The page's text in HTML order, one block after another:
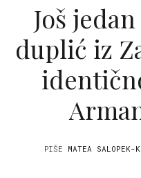
Još
duplić iz
PIŠE MATEA SALOPEK-